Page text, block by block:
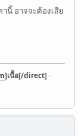
นี้ อาจจะต้องเสีย
]เนื้อ[/direct] -